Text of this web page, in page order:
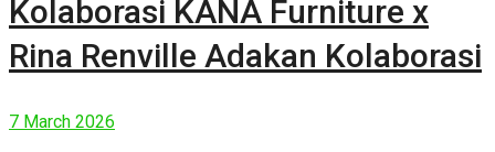
Kolaborasi KANA Furniture x
Rina Renville Adakan Kolaborasi
7 March 2026